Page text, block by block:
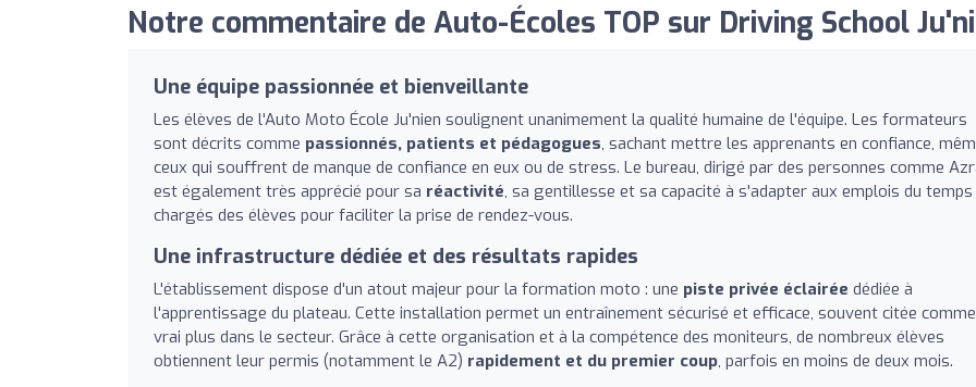
Notre commentaire de Auto-Écoles TOP sur Driving School
Une équipe passionnée et bienveillante
Les élèves de l'Auto Moto École Ju'nien soulignent unanimement la qualité humaine de l'équipe. Les formateurs
sont décrits comme passionnés, patients et pédagogues, sachant mettre les apprenants en confiance,
ceux qui souffrent de manque de confiance en eux ou de stress. Le bureau, dirigé par des personnes comme
est également très apprécié pour sa réactivité, sa gentillesse et sa capacité à s'adapter aux emplois du temps
chargés des élèves pour faciliter la prise de rendez-vous.
Une infrastructure dédiée et des résultats rapides
L'établissement dispose d'un atout majeur pour la formation moto : une piste privée éclairée dédiée à
l'apprentissage du plateau. Cette installation permet un entraînement sécurisé et efficace, souvent citée
vrai plus dans le secteur. Grâce à cette organisation et à la compétence des moniteurs, de nombreux élèves
obtiennent leur permis (notamment le A2) rapidement et du premier coup, parfois en moins de deux mois.